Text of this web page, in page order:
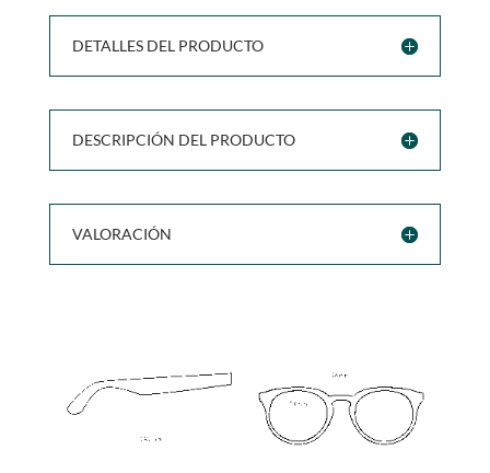
DETALLES DEL PRODUCTO
DESCRIPCIÓN DEL PRODUCTO
VALORACIÓN